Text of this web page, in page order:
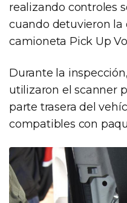
realizando controles
cuando detuvieron la
camioneta Pick Up
Durante la inspección,
utilizaron el scanner
parte trasera del
compatibles con